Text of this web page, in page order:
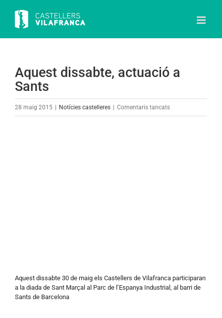
content
Aquest dissabte, actuació a
Sants
28 maig 2015 Notícies castelleres Comentaris tancatsa
Aquest dissabte 30 de maig els Castellers de Vilafranca participaran
a la diada de Sant Marçal al Parc de l’Espanya Industrial, al barri de
Sants de Barcelona